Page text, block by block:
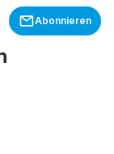
Abonnieren